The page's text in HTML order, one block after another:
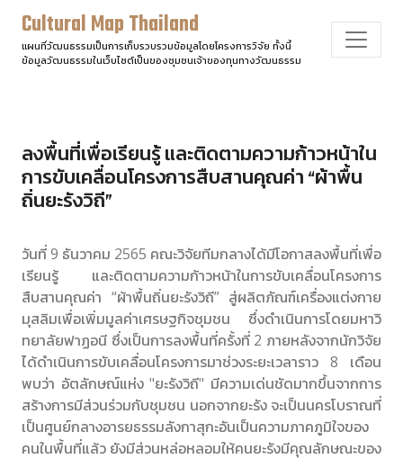
Cultural Map Thailand
แผนที่วัฒนธรรมเป็นการเก็บรวบรวมข้อมูลโดยโครงการวิจัย ทั้งนี้
ข้อมูลวัฒนธรรมในเว็บไซต์เป็นของชุมชนเจ้าของทุนทางวัฒนธรรม
ลงพื้นที่เพื่อเรียนรู้ และติดตามความก้าวหน้าใน
การขับเคลื่อนโครงการสืบสานคุณค่า “ผ้าพื้น
ถิ่นยะรังวิถี”
วันที่ 9 ธันวาคม 2565 คณะวิจัยทีมกลางได้มีโอกาสลงพื้นที่เพื่อ
เรียนรู้ และติดตามความก้าวหน้าในการขับเคลื่อนโครงการ
สืบสานคุณค่า “ผ้าพื้นถิ่นยะรังวิถี” สู่ผลิตภัณฑ์เครื่องแต่งกาย
มุสลิมเพื่อเพิ่มมูลค่าเศรษฐกิจชุมชน ซึ่งดำเนินการโดยมหาวิ
ทยาลัยฟาฏอนี ซึ่งเป็นการลงพื้นที่ครั้งที่ 2 ภายหลังจากนักวิจัย
ได้ดำเนินการขับเคลื่อนโครงการมาช่วงระยะเวลาราว 8 เดือน
พบว่า อัตลักษณ์แห่ง "ยะรังวิถี" มีความเด่นชัดมากขึ้นจากการ
สร้างการมีส่วนร่วมกับชุมชน นอกจากยะรัง จะเป็นนครโบราณที่
เป็นศูนย์กลางอารยธรรมลังกาสุกะอันเป็นความภาคภูมิใจของ
คนในพื้นที่แล้ว ยังมีส่วนหล่อหลอมให้คนยะรังมีคุณลักษณะของ